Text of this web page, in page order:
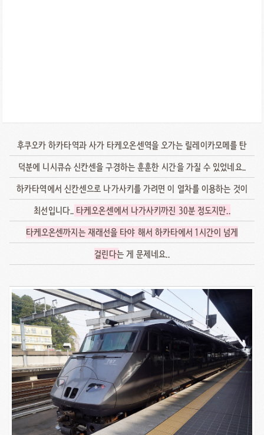
후쿠오카 하카타역과 사가 타케오온센역을 오가는 릴레이카모메를 탄
덕분에 니시큐슈 신칸센을 구경하는 훈훈한 시간을 가질 수 있었네요..
하카타역에서 신칸센으로 나가사키를 가려면 이 열차를 이용하는 것이
최선입니다.. 타케오온센에서 나가사키까진 30분 정도지만..
타케오온센까지는 재래선을 타야 해서 하카타에서 1시간이 넘게
걸린다는 게 문제네요..